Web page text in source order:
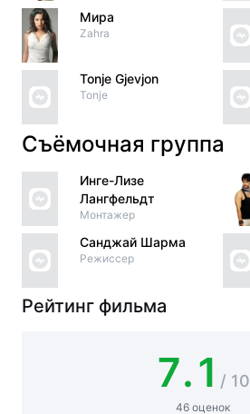
Мира
Zahra
Tonje Gjevjon
Tonje
Съёмочная группа
Инге-Лизе
Лангфельдт
Монтажер
Санджай Шарма
Режиссер
Рейтинг фильма
7.1 / 10
46 оценок